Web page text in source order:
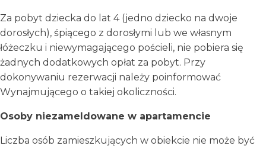
Za pobyt dziecka do lat 4 (jedno dziecko na dwoje
dorosłych), śpiącego z dorosłymi lub we własnym
łóżeczku i niewymagającego pościeli, nie pobiera się
żadnych dodatkowych opłat za pobyt. Przy
dokonywaniu rezerwacji należy poinformować
Wynajmującego o takiej okoliczności.
Osoby niezameldowane w apartamencie
Liczba osób zamieszkujących w obiekcie nie może być